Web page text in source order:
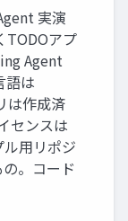
実演
TODOアプ
Agent
語は
は作成済
センスは
用リポジ
。コード